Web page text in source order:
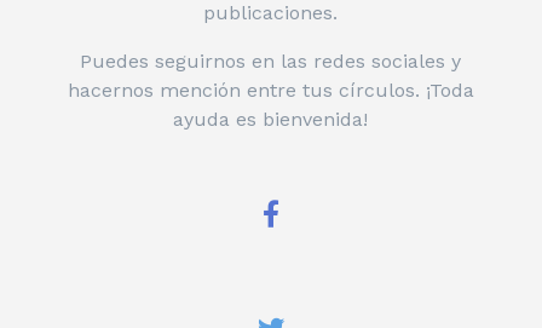
publicaciones.
Puedes seguirnos en las redes sociales y
hacernos mención entre tus círculos. ¡Toda
ayuda es bienvenida!